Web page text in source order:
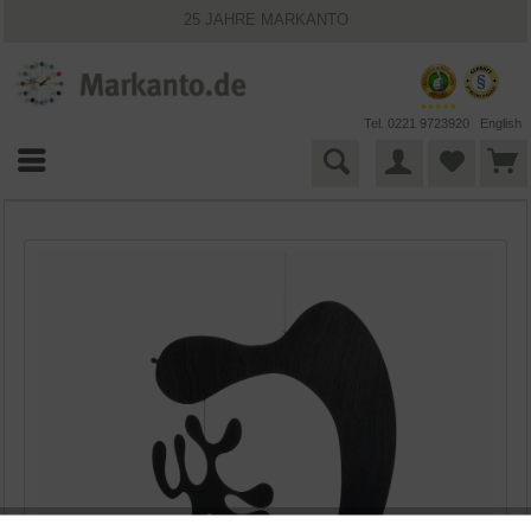
25 JAHRE MARKANTO
VIELFÄLTIGE ZAHLUNGSMÖGLICHKEITEN
Tel. 0221 9723920 English